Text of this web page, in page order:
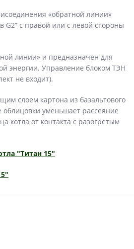
«обратной линии»
с правой или с левой стороны
линии» и предназначен для
энергии. Управление блоком ТЭН
не входит).
слоем картона из базальтового
уменьшает рассеяние
котла от контакта с разогретым
"Титан 15"